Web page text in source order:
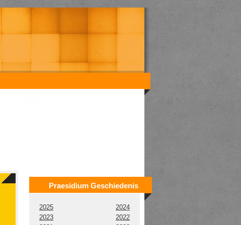
Praesidium Geschiedenis
2025
2024
2023
2022